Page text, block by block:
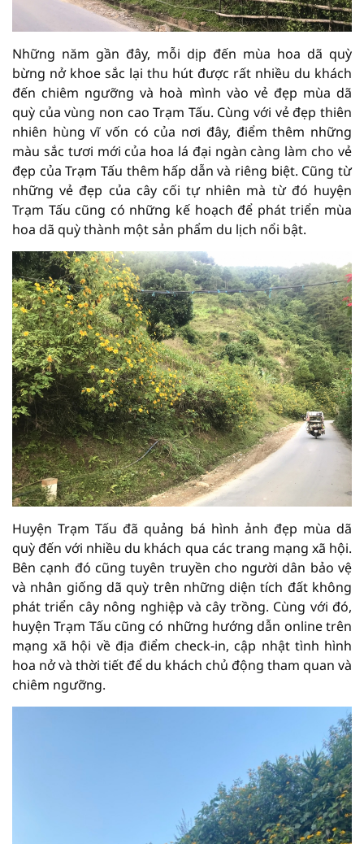
Những năm gần đây, mỗi dịp đến mùa hoa dã quỳ
bừng nở khoe sắc lại thu hút được rất nhiều du khách
đến chiêm ngưỡng và hoà mình vào vẻ đẹp mùa dã
quỳ của vùng non cao Trạm Tấu. Cùng với vẻ đẹp thiên
nhiên hùng vĩ vốn có của nơi đây, điểm thêm những
màu sắc tươi mới của hoa lá đại ngàn càng làm cho vẻ
đẹp của Trạm Tấu thêm hấp dẫn và riêng biệt. Cũng từ
những vẻ đẹp của cây cối tự nhiên mà từ đó huyện
Trạm Tấu cũng có những kế hoạch để phát triển mùa
hoa dã quỳ thành một sản phẩm du lịch nổi bật.
Huyện Trạm Tấu đã quảng bá hình ảnh đẹp mùa dã
quỳ đến với nhiều du khách qua các trang mạng xã hội.
Bên cạnh đó cũng tuyên truyền cho người dân bảo vệ
và nhân giống dã quỳ trên những diện tích đất không
phát triển cây nông nghiệp và cây trồng. Cùng với đó,
huyện Trạm Tấu cũng có những hướng dẫn online trên
mạng xã hội về địa điểm check-in, cập nhật tình hình
hoa nở và thời tiết để du khách chủ động tham quan và
chiêm ngưỡng.